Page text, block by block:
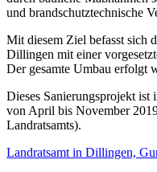
und brandschutztechnische
Mit diesem Ziel befasst sich
Dillingen mit einer
Der gesamte Umbau erfolgt
Dieses Sanierungsprojekt ist
von April bis November
Landratsamts).
Landratsamt in Dillingen,